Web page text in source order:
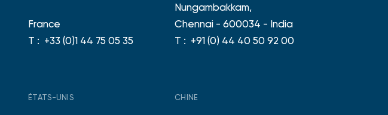
France
T : +33 (0)1 44 75 05 35
Nungambakkam,
Chennai - 600034 - India
T : +91 (0) 44 40 50 92 00
ÉTATS-UNIS CHINE